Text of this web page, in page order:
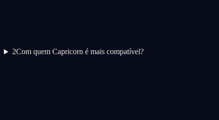
2Com quem Capricorn é mais compatível?